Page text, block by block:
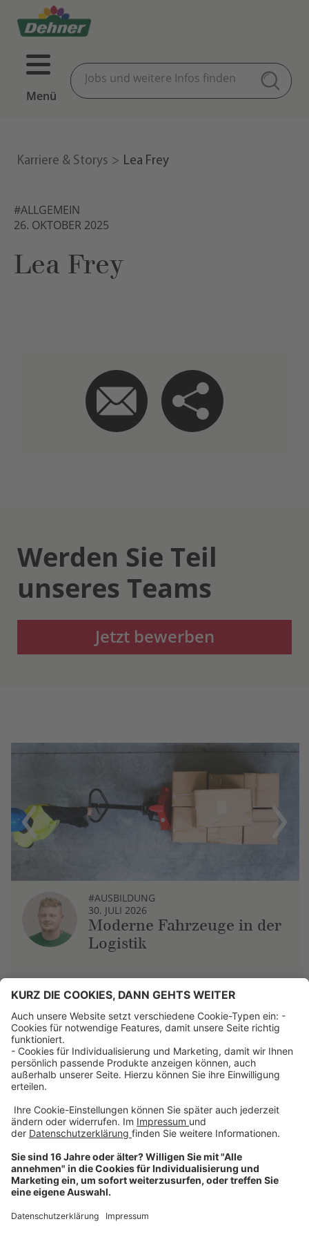
Menü
Karriere & Storys Lea Frey
#ALLGEMEIN
26. OKTOBER 2025
Lea Frey
Werden Sie Teil
unseres Teams
Jetzt bewerben
Previous
#AUSBILDUNG
30. JULI 2026
Moderne Fahrzeuge in der
Logistik
Next
Über uns
Dehner Unternehmen
Jobs bei Dehner